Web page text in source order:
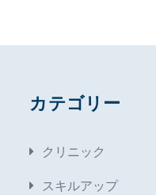
カテゴリー
クリニック
スキルアップ